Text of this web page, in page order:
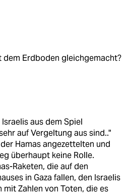
dem Erdboden gleichgemacht?
aus dem Spiel
auf Vergeltung aus sind.."
Hamas angezettelten und
überhaupt keine Rolle.
Raketen, die auf den
in Gaza fallen, den Israelis
Zahlen von Toten, die es